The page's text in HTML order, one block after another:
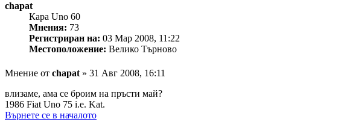
chapat
Кара Uno 60
Мнения: 73
Регистриран на: 03 Мар 2008, 11:22
Местоположение: Велико Търново
Мнение от chapat » 31 Авг 2008, 16:11
влизаме, ама се броим на пръсти май?
1986 Fiat Uno 75 i.e. Kat.
Върнете се в началото